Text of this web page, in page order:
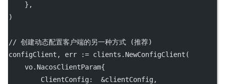
    },
)
// 创建动态配置客户端的另一种方式 (推荐)
configClient, err
:= clients. NewConfigClient (
    vo.NacosClientParam{
        ClientConfig:
&clientConfig,